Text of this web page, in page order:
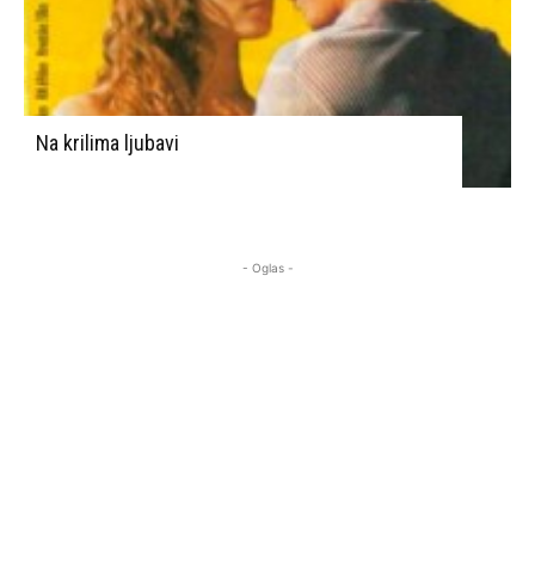
Na krilima ljubavi
- Oglas -